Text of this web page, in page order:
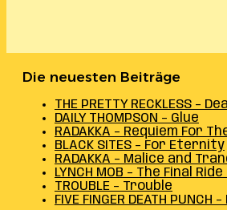
Die neuesten Beiträge
THE PRETTY RECKLESS –
DAILY THOMPSON – Glue
RADAKKA – Requiem For
BLACK SITES – For Eternity
RADAKKA – Malice and
LYNCH MOB – The Final Ride
TROUBLE – Trouble
FIVE FINGER DEATH PUNCH